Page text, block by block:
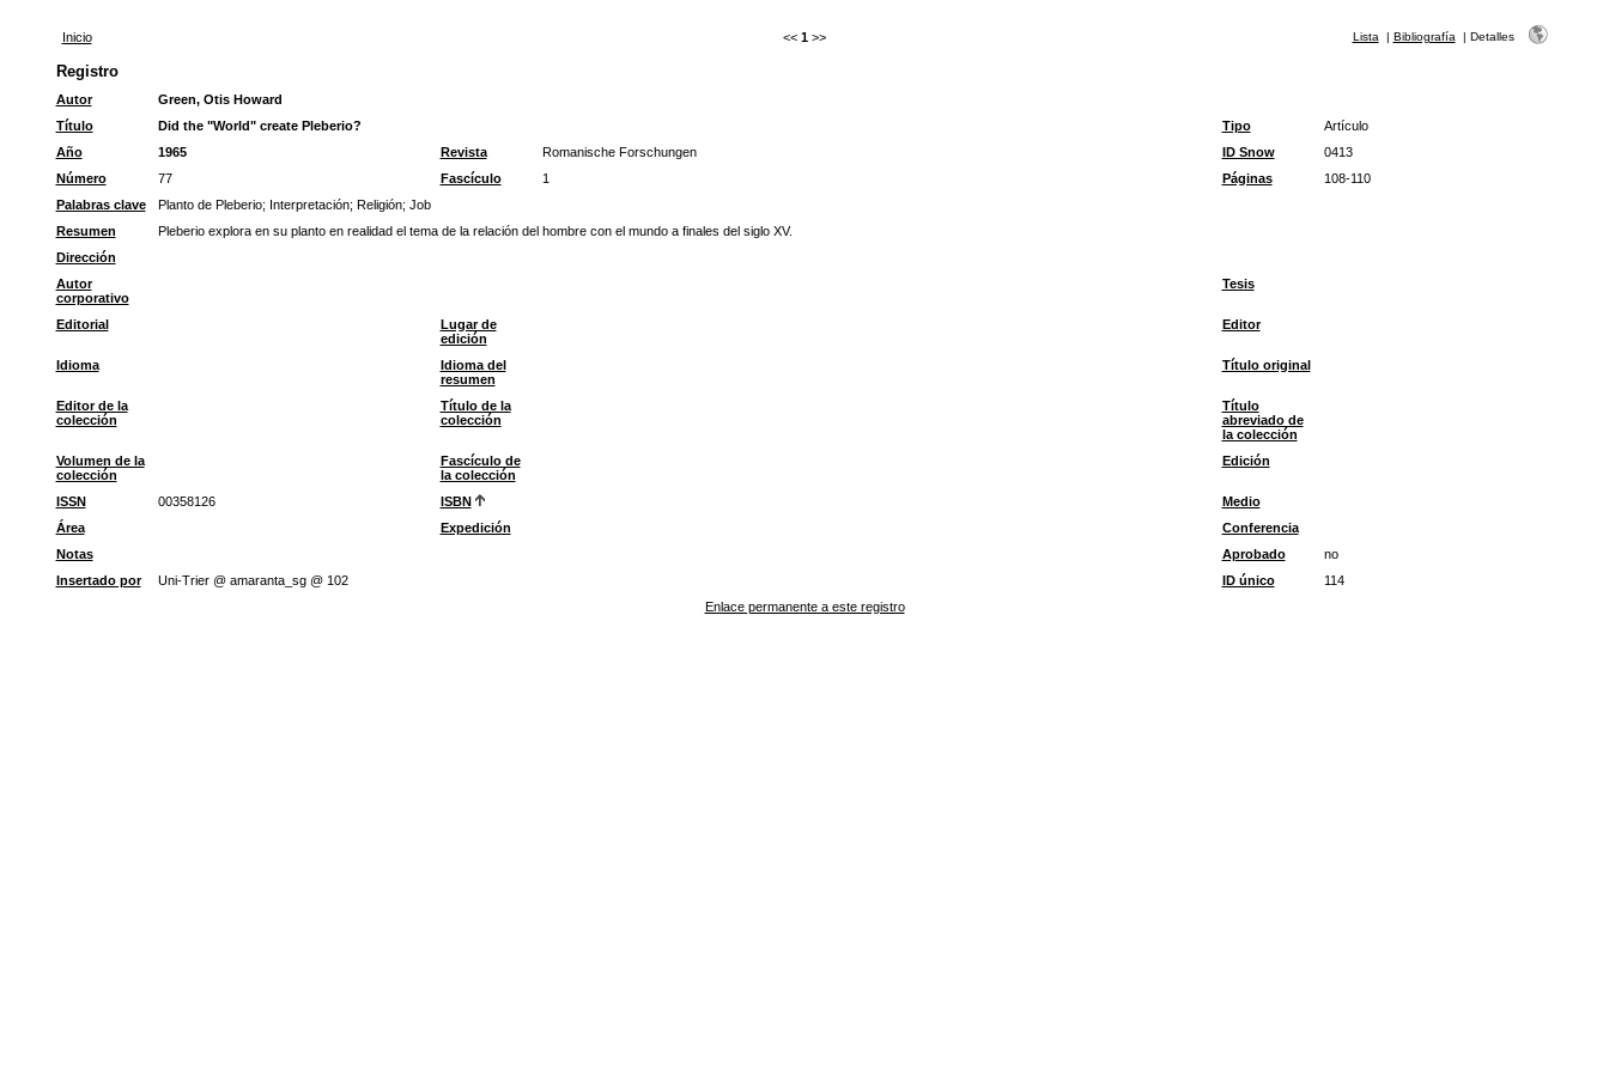
Inicio << 1 >> Lista | Bibliografía | Detalles
Registro
Autor
Green, Otis Howard
Título
Did the "World" create Pleberio? Tipo
Artículo
Año
1965 Revista Romanische Forschungen ID Snow
0413
Número
77 Fascículo 1 Páginas
108-110
Palabras clave
Planto de Pleberio; Interpretación; Religión; Job
Resumen
Pleberio explora en su planto en realidad el tema de la relación del hombre con el mundo a finales del siglo XV.
Dirección
Autor
corporativo
Tesis
Editorial
Lugar de
edición
Editor
Idioma
Idioma del
resumen
Título original
Editor de la
colección
Título de la
colección
Título
abreviado de
la colección
Volumen de la
colección
Fascículo de
la colección
Edición
ISSN 00358126 ISBN
Medio
Área
Expedición
Conferencia
Notas
Aprobado
no
Insertado por
Uni-Trier @ amaranta_sg @ 102 ID único
114
Enlace permanente a este registro